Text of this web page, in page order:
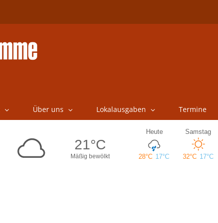
Über uns Lokalausgaben Termine